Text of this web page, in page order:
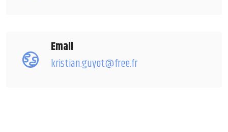
Email
kristian.guyot@free.fr